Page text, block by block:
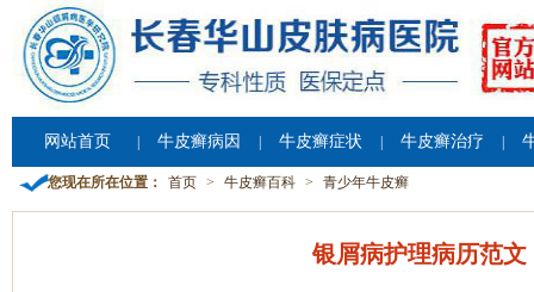
网站首页 牛皮癣病因 牛皮癣症状 牛皮癣治疗
您现在所在位置： 首页 > 牛皮癣百科 > 青少年牛皮癣
银屑病护理病历范文